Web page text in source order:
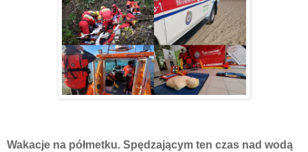
Wakacje na półmetku. Spędzającym ten czas nad wodą